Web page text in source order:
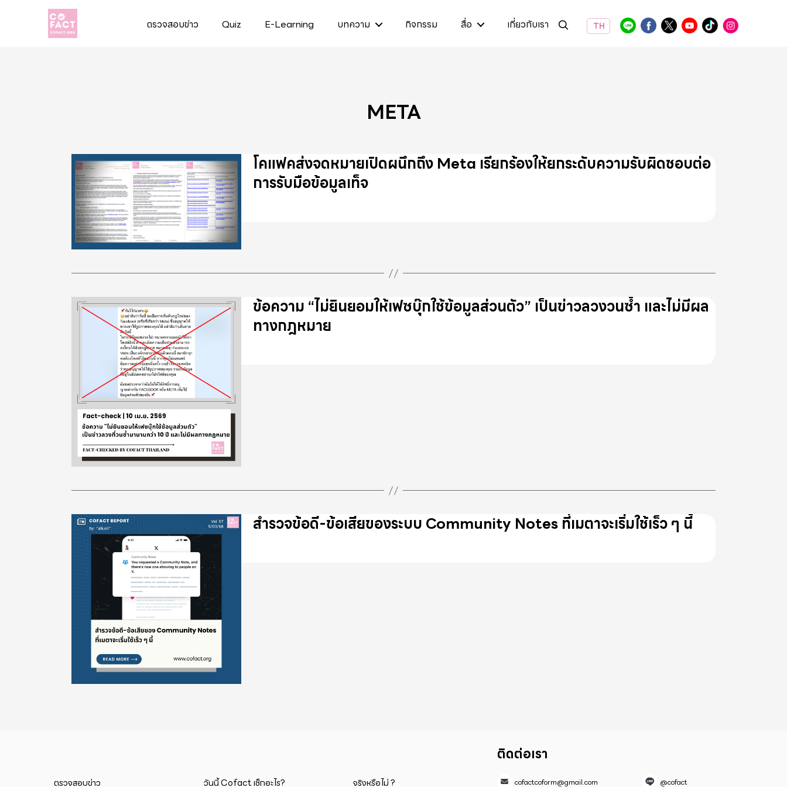
ตรวจสอบข่าว Quiz E-Learning บทความ กิจกรรม สื่อ เกี่ยวกับเรา TH
META
โคแฟคส่งจดหมายเปิดผนึกถึง Meta เรียกร้องให้ยกระดับความรับผิดชอบต่อ
การรับมือข้อมูลเท็จ
ข้อความ “ไม่ยินยอมให้เฟซบุ๊กใช้ข้อมูลส่วนตัว” เป็นข่าวลวงวนซ้ำ และไม่มีผล
ทางกฎหมาย
สำรวจข้อดี-ข้อเสียของระบบ Community Notes ที่เมตาจะเริ่มใช้เร็ว ๆ นี้
ตรวจสอบข่าว วันนี้ Cofact เช็กอะไร? จริงหรือไม่ ?
ติดต่อเรา
cofactcoform@gmail.com @cofact